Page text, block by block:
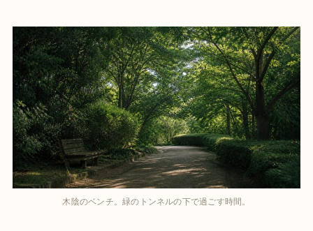
木陰のベンチ。緑のトンネルの下で過ごす時間。